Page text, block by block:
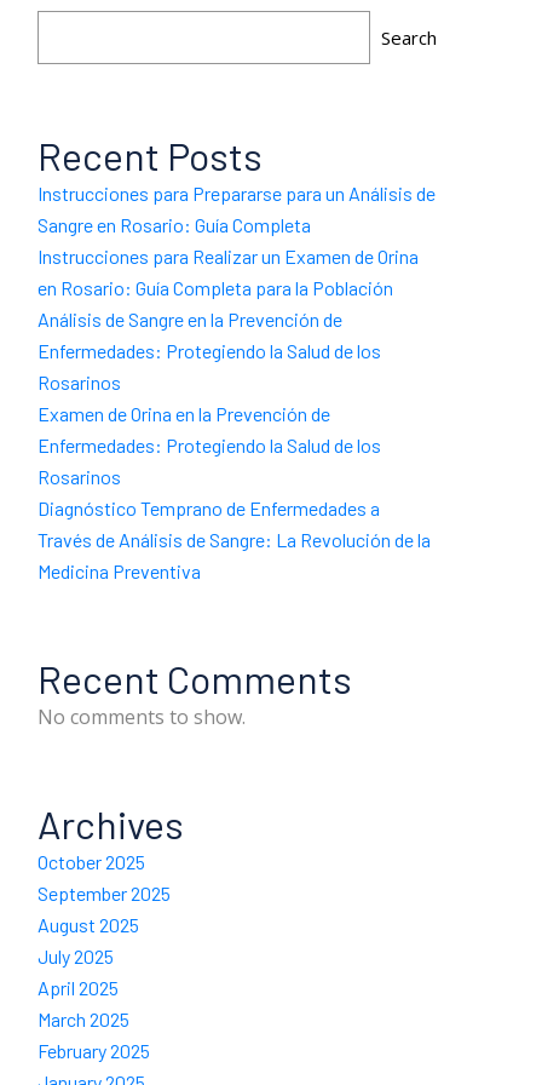
Search
Recent Posts
Instrucciones para Prepararse para un Análisis de
Sangre en Rosario: Guía Completa
Instrucciones para Realizar un Examen de Orina
en Rosario: Guía Completa para la Población
Análisis de Sangre en la Prevención de
Enfermedades: Protegiendo la Salud de los
Rosarinos
Examen de Orina en la Prevención de
Enfermedades: Protegiendo la Salud de los
Rosarinos
Diagnóstico Temprano de Enfermedades a
Través de Análisis de Sangre: La Revolución de la
Medicina Preventiva
Recent Comments
No comments to show.
Archives
October 2025
September 2025
August 2025
July 2025
April 2025
March 2025
February 2025